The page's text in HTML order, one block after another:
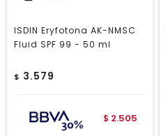
ISDIN Eryfotona AK-NMSC
Fluid SPF 99 - 50 ml
$ 3.579
$ 2.505